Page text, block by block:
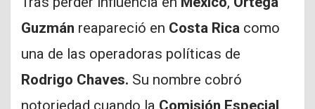
Guzmán reapareció en Costa Rica como
una de las operadoras políticas de
Rodrigo Chaves. Su nombre cobró
notoriedad cuando la Comisión Especial